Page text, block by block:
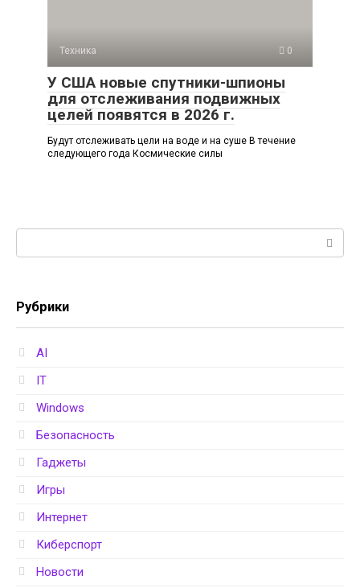
Техника 0
У США новые спутники-шпионы
для отслеживания подвижных
целей появятся в 2026 г.
Будут отслеживать цели на воде и на суше В течение
следующего года Космические силы
Рубрики
AI
IT
Windows
Безопасность
Гаджеты
Игры
Интернет
Киберспорт
Новости